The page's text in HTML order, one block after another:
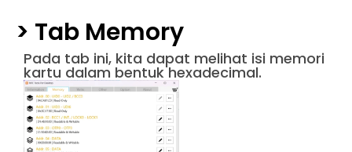
> Tab Memory
Pada tab ini, kita dapat melihat isi memori
kartu dalam bentuk hexadecimal.